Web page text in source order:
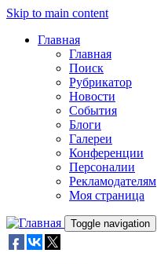
Skip to main content
Главная
Главная
Поиск
Рубрикатор
Новости
События
Блоги
Галереи
Конференции
Персоналии
Рекламодателям
Моя страница
Toggle navigation